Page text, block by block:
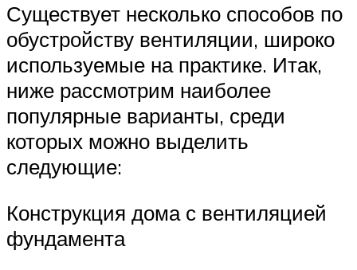
Существует несколько способов по
обустройству вентиляции, широко
используемые на практике. Итак,
ниже рассмотрим наиболее
популярные варианты, среди
которых можно выделить
следующие:
Конструкция дома с вентиляцией
фундамента